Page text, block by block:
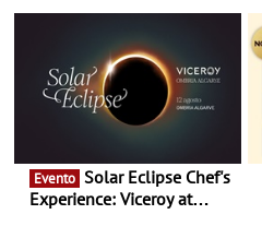
conceito gastronómico
itinerante que percorre
Portugal
Evento
Experience: Viceroy at